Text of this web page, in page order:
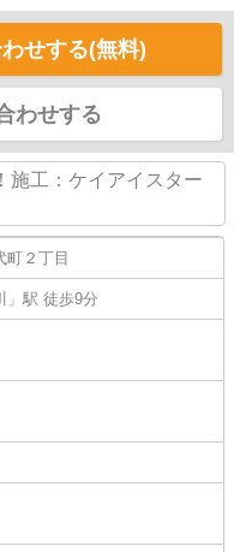
せする(無料)
わせする
施工：ケイアイスター
町２丁目
」駅 徒歩9分